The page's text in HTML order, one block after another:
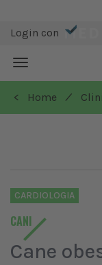
Login con
Toggle
navigation
< Home
/
CARDIOLOGIA
CANI
Cane